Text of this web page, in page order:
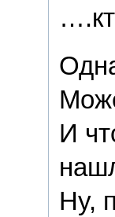
И
Ну,